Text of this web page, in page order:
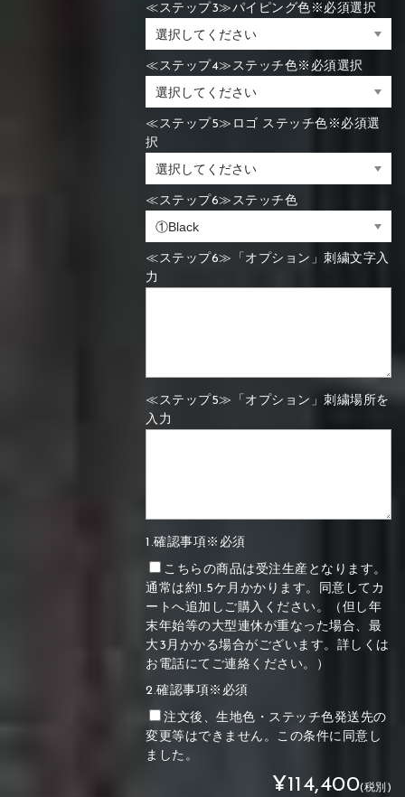
≪ステップ3≫パイピング色※必須選択
≪ステップ4≫ステッチ色※必須選択
≪ステップ5≫ロゴ ステッチ色※必須選
択
≪ステップ6≫ステッチ色
≪ステップ6≫「オプション」刺繍文字入
力
≪ステップ5≫「オプション」刺繍場所を
入力
1.確認事項※必須
こちらの商品は受注生産となります。
通常は約1.5ケ月かかります。同意してカ
ートへ追加しご購入ください。（但し年
末年始等の大型連休が重なった場合、最
大3月かかる場合がございます。詳しくは
お電話にてご連絡ください。）
2.確認事項※必須
注文後、生地色・ステッチ色発送先の
変更等はできません。この条件に同意し
ました。
¥114,400(税別)